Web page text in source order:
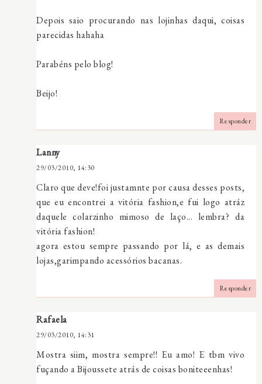
Depois saio procurando nas lojinhas daqui, coisas
parecidas hahaha
Parabéns pelo blog!
Beijo!
Responder
Lanny
29/03/2010, 14:30
Claro que deve!foi justamnte por causa desses posts,
que eu encontrei a vitória fashion,e fui logo atráz
daquele colarzinho mimoso de laço... lembra? da
vitória fashion!
agora estou sempre passando por lá, e as demais
lojas,garimpando acessórios bacanas.
Responder
Rafaela
29/03/2010, 14:31
Mostra siim, mostra sempre!! Eu amo! E tbm vivo
fuçando a Bijoussete atrás de coisas boniteeenhas!